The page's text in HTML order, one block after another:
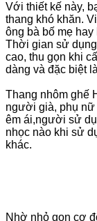
Với thiết kế này,
thang khó khăn.
ông bà bố mẹ
Thời gian sử
cao, thu gọn khi
dàng và đặc biệt
Thang nhôm ghế
người già, phụ nữ
êm ái,người sử
nhọc nào khi sử
khác.
Nhờ nhỏ gọn cơ